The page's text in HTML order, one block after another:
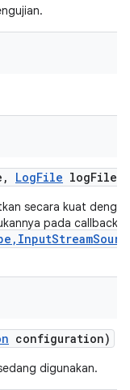
, LogFile logFile)
secara kuat
pada callback
configuration)
digunakan.